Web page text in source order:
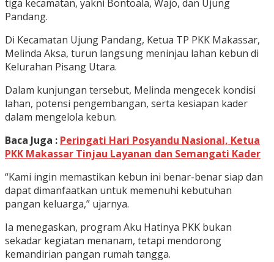
tiga kecamatan, yakni Bontoala, Wajo, dan Ujung
Pandang.
Di Kecamatan Ujung Pandang, Ketua TP PKK Makassar,
Melinda Aksa, turun langsung meninjau lahan kebun di
Kelurahan Pisang Utara.
Dalam kunjungan tersebut, Melinda mengecek kondisi
lahan, potensi pengembangan, serta kesiapan kader
dalam mengelola kebun.
Baca Juga : Peringati Hari Posyandu Nasional, Ketua
PKK Makassar Tinjau Layanan dan Semangati Kader
“Kami ingin memastikan kebun ini benar-benar siap dan
dapat dimanfaatkan untuk memenuhi kebutuhan
pangan keluarga,” ujarnya.
Ia menegaskan, program Aku Hatinya PKK bukan
sekadar kegiatan menanam, tetapi mendorong
kemandirian pangan rumah tangga.